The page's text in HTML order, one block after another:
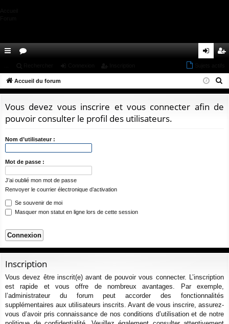
co
ci
u
s
ne
on
cri
on
Accueil du forum
Vous devez vous inscrire et vous connecter afin de
pouvoir consulter le profil des utilisateurs.
Nom d’utilisateur :
Mot de passe :
J’ai oublié mon mot de passe
Renvoyer le courrier électronique d’activation
Se souvenir de moi
Masquer mon statut en ligne lors de cette session
Inscription
Vous devez être inscrit(e) avant de pouvoir vous connecter. L’inscription
est rapide et vous offre de nombreux avantages. Par exemple,
l’administrateur du forum peut accorder des fonctionnalités
supplémentaires aux utilisateurs inscrits. Avant de vous inscrire, assurez-
vous d’avoir pris connaissance de nos conditions d’utilisation et de notre